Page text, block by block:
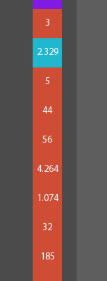
3
2.329
5
44
56
4.264
1.074
32
185